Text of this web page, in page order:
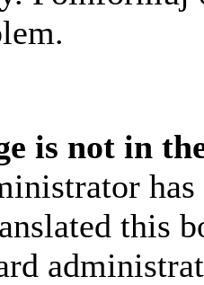
is not in
this